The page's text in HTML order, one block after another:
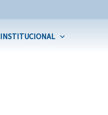
INSTITUCIONAL